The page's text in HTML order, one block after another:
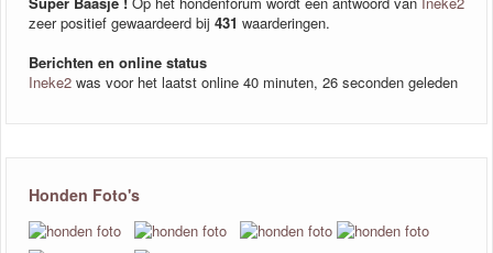
zeer positief gewaardeerd bij 431 waarderingen.
Berichten en online status
Ineke2 was voor het laatst online 40 minuten, 26 seconden geleden
Honden Foto's